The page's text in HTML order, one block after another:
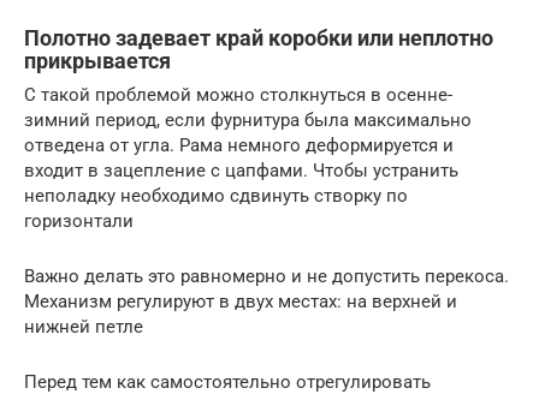
Полотно задевает край коробки или неплотно
прикрывается
С такой проблемой можно столкнуться в осенне-
зимний период, если фурнитура была максимально
отведена от угла. Рама немного деформируется и
входит в зацепление с цапфами. Чтобы устранить
неполадку необходимо сдвинуть створку по
горизонтали
Важно делать это равномерно и не допустить перекоса.
Механизм регулируют в двух местах: на верхней и
нижней петле
Перед тем как самостоятельно отрегулировать